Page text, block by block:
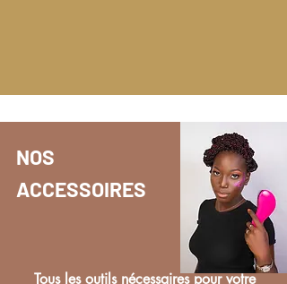
NOS
ACCESSOIRES
Tous les outils nécessaires pour votre